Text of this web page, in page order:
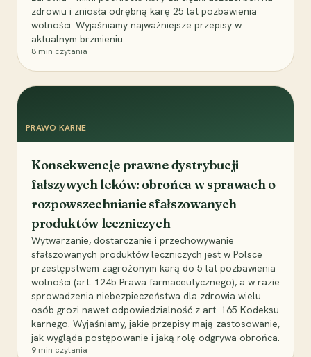
zdrowiu i zniosła odrębną karę 25 lat pozbawienia
wolności. Wyjaśniamy najważniejsze przepisy w
aktualnym brzmieniu.
8 min czytania
PRAWO KARNE
Konsekwencje prawne dystrybucji
fałszywych leków: obrońca w sprawach o
rozpowszechnianie sfałszowanych
produktów leczniczych
Wytwarzanie, dostarczanie i przechowywanie
sfałszowanych produktów leczniczych jest w Polsce
przestępstwem zagrożonym karą do 5 lat pozbawienia
wolności (art. 124b Prawa farmaceutycznego), a w razie
sprowadzenia niebezpieczeństwa dla zdrowia wielu
osób grozi nawet odpowiedzialność z art. 165 Kodeksu
karnego. Wyjaśniamy, jakie przepisy mają zastosowanie,
jak wygląda postępowanie i jaką rolę odgrywa obrońca.
9 min czytania